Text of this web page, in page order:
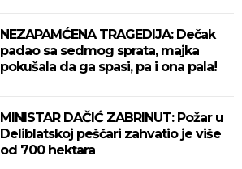
NEZAPAMĆENA TRAGEDIJA: Dečak
padao sa sedmog sprata, majka
pokušala da ga spasi, pa i ona pala!
MINISTAR DAČIĆ ZABRINUT: Požar u
Deliblatskoj peščari zahvatio je više
od 700 hektara